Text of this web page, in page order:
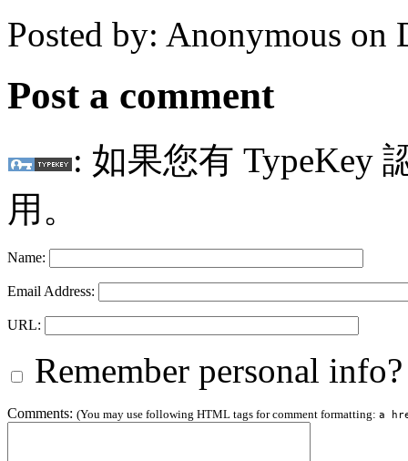
Posted by: Anonymous on
Post a comment
: 如果您有 TypeKey
用。
Name:
Email Address:
URL:
Remember personal info?
Comments: (You may use following HTML tags for comment formatting: a